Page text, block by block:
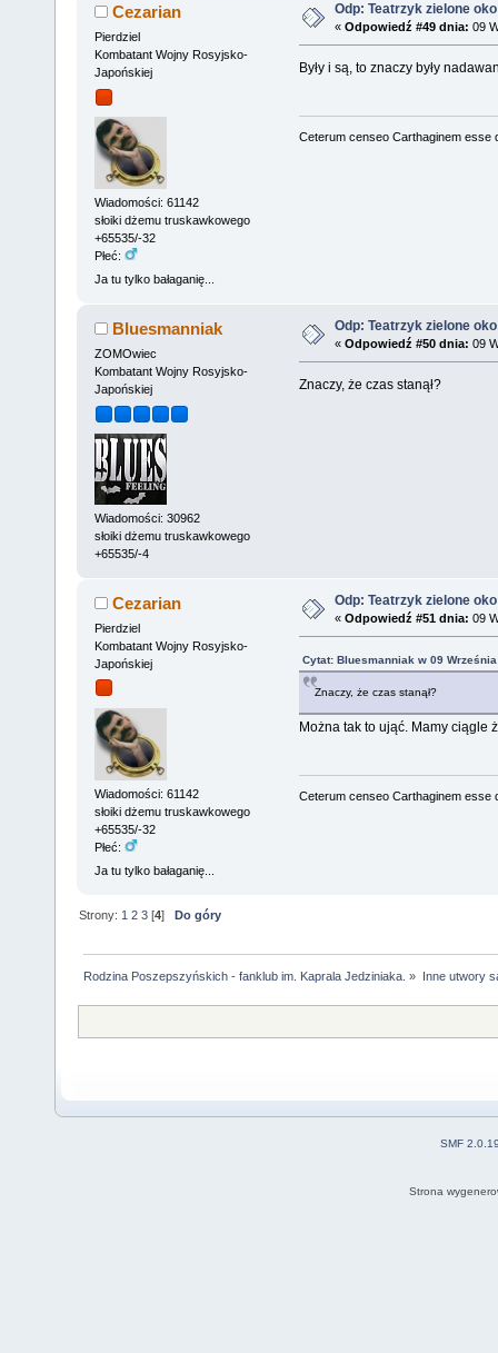
Cezarian
Pierdziel
Kombatant Wojny Rosyjsko-
Japońskiej
Wiadomości: 61142
słoiki dżemu truskawkowego
+65535/-32
Płeć:
Ja tu tylko bałaganię...
Odp: Teatrzyk zielone oko
« Odpowiedź #49 dnia: 09
Były i są, to znaczy były
Ceterum censeo Carthaginem esse
Bluesmanniak
ZOMOwiec
Kombatant Wojny Rosyjsko-
Japońskiej
Wiadomości: 30962
słoiki dżemu truskawkowego
+65535/-4
Odp: Teatrzyk zielone oko
« Odpowiedź #50 dnia: 09
Znaczy, że czas stanął?
Cezarian
Pierdziel
Kombatant Wojny Rosyjsko-
Japońskiej
Wiadomości: 61142
słoiki dżemu truskawkowego
+65535/-32
Płeć:
Ja tu tylko bałaganię...
Odp: Teatrzyk zielone oko
« Odpowiedź #51 dnia: 09
Cytat: Bluesmanniak w 09
Znaczy, że czas stanął?
Można tak to ująć. Mamy ciągle
Ceterum censeo Carthaginem esse
Strony: 1 2 3 [4]Do góry
Rodzina Poszepszyńskich - fanklub im. Kaprala Jedziniaka. » Inne utwory
SMF
Strona